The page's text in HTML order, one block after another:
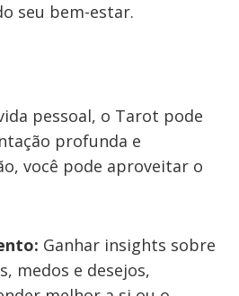
seu bem-estar.
pessoal, o Tarot pode
profunda e
você pode aproveitar o
Ganhar insights sobre
medos e desejos,